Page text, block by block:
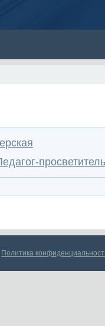
просветитель
Политика